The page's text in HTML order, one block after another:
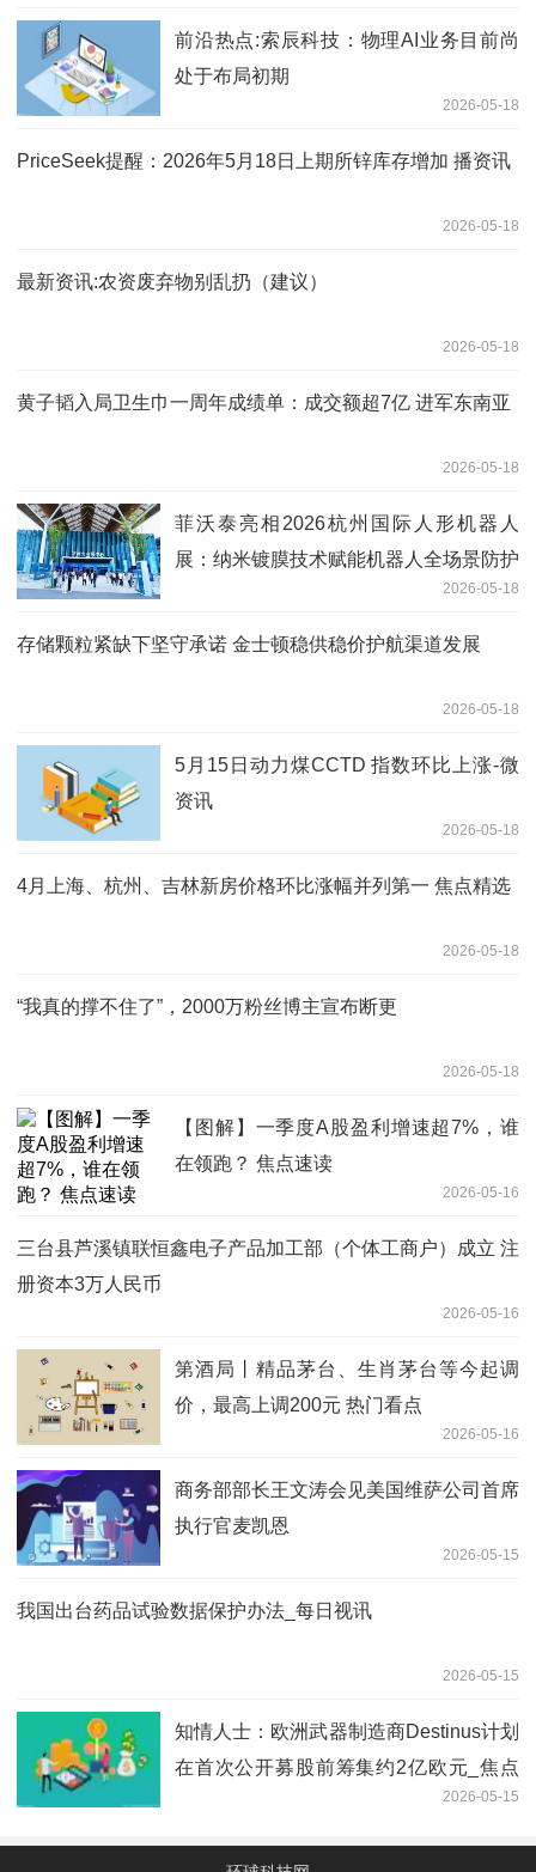
前沿热点:索辰科技：物理AI业务目前尚
处于布局初期
2026-05-18
PriceSeek提醒：2026年5月18日上期所锌库存增加 播资讯
2026-05-18
最新资讯:农资废弃物别乱扔（建议）
2026-05-18
黄子韬入局卫生巾一周年成绩单：成交额超7亿 进军东南亚
2026-05-18
菲沃泰亮相2026杭州国际人形机器人
展：纳米镀膜技术赋能机器人全场景防护
2026-05-18
存储颗粒紧缺下坚守承诺 金士顿稳供稳价护航渠道发展
2026-05-18
5月15日动力煤CCTD 指数环比上涨-微
资讯
2026-05-18
4月上海、杭州、吉林新房价格环比涨幅并列第一 焦点精选
2026-05-18
“我真的撑不住了”，2000万粉丝博主宣布断更
2026-05-18
【图解】一季度A股盈利增速超7%，谁
在领跑？ 焦点速读
2026-05-16
三台县芦溪镇联恒鑫电子产品加工部（个体工商户）成立 注
册资本3万人民币
2026-05-16
第酒局丨精品茅台、生肖茅台等今起调
价，最高上调200元 热门看点
2026-05-16
商务部部长王文涛会见美国维萨公司首席
执行官麦凯恩
2026-05-15
我国出台药品试验数据保护办法_每日视讯
2026-05-15
知情人士：欧洲武器制造商Destinus计划
在首次公开募股前筹集约2亿欧元_焦点
2026-05-15